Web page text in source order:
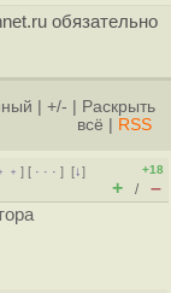
обязательно
+/-
Раскрыть
всё
RSS
] [ · · ·][↓]
+18
+ / –